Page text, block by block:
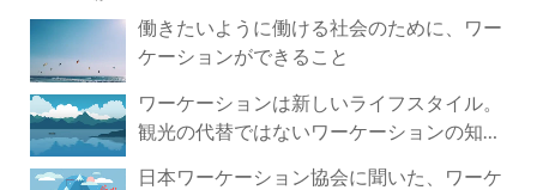
働きたいように働ける社会のために、ワー
ケーションができること
ワーケーションは新しいライフスタイル。
観光の代替ではないワーケーションの知ら
日本ワーケーション協会に聞いた、ワーケ